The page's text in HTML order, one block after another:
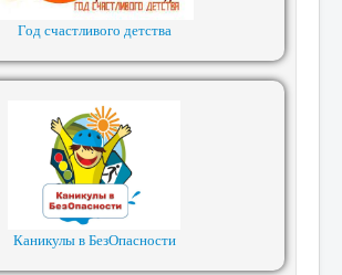
Год счастливого детства
Каникулы в БезОпасности